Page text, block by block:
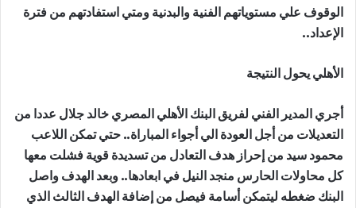
الوقوف علي مستوياتهم الفنية والبدنية ومتي استفادتهم من فترة
الإعداد..
الأهلي يحول النتيجة
أجري المدير الفني لفريق البنك الأهلي المصري خالد جلال عددا من
التعديلات من أجل العودة الي أجواء المباراة.. حتي تمكن اللاعب
محمود سيد من إحراز هدف التعادل من تسديدة قوية فشلت معها
كل محاولات الحارس منجد النيل في ابعادها.. وبعد الهدف واصل
البنك ضغطه ليتمكن أسامة فيصل من إضافة الهدف الثالث الذي